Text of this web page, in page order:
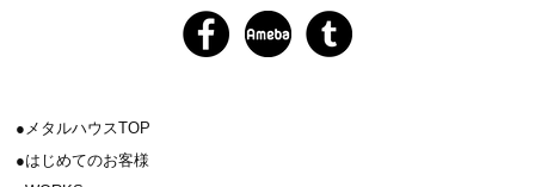
メタルハウスTOP
はじめてのお客様